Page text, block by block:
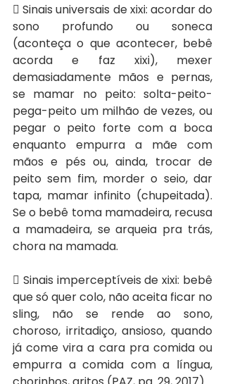
 Sinais universais de xixi: acordar do
sono profundo ou soneca
(aconteça o que acontecer, bebê
acorda e faz xixi), mexer
demasiadamente mãos e pernas,
se mamar no peito: solta-peito-
pega-peito um milhão de vezes, ou
pegar o peito forte com a boca
enquanto empurra a mãe com
mãos e pés ou, ainda, trocar de
peito sem fim, morder o seio, dar
tapa, mamar infinito (chupeitada).
Se o bebê toma mamadeira, recusa
a mamadeira, se arqueia pra trás,
chora na mamada.
 Sinais imperceptíveis de xixi: bebê
que só quer colo, não aceita ficar no
sling, não se rende ao sono,
choroso, irritadiço, ansioso, quando
já come vira a cara pra comida ou
empurra a comida com a língua,